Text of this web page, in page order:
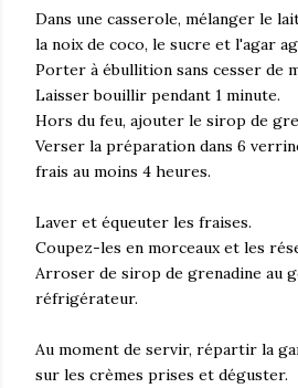
Dans une casserole, mélanger le
la noix de coco, le sucre et l'agar
Porter à ébullition sans cesser de
Laisser bouillir pendant 1 minute.
Hors du feu, ajouter le sirop de
Verser la préparation dans 6
frais au moins 4 heures.
Laver et équeuter les fraises.
Coupez-les en morceaux et les
Arroser de sirop de grenadine au
réfrigérateur.
Au moment de servir, répartir la
sur les crèmes prises et déguster.